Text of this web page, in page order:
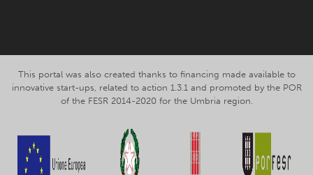
This portal was also created thanks to financing made available to
innovative start-ups, related to action 1.3.1 and promoted by the POR
of the FESR 2014-2020 for the Umbria region.